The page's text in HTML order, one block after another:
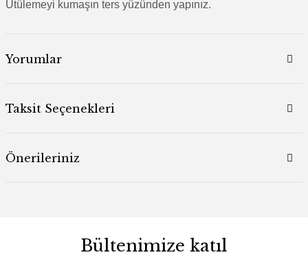
Ütülemeyi kumaşın ters yüzünden yapınız.
Yorumlar
Taksit Seçenekleri
Önerileriniz
Bültenimize katıl